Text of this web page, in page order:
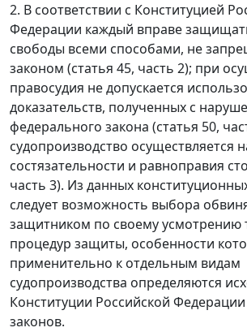
2. В соответствии с Конституцией
Федерации каждый вправе
свободы всеми способами, не
законом (статья 45, часть 2); при
правосудия не допускается
доказательств, полученных с
федерального закона (статья 50,
судопроизводство осуществляется
состязательности и равноправия
часть 3). Из данных
следует возможность выбора
защитником по своему усмотрению
процедур защиты, особенности
применительно к отдельным видам
судопроизводства определяются
Конституции Российской
законов.